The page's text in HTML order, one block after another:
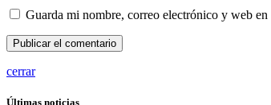
Guarda mi nombre, correo electrónico y web
cerrar
Últimas noticias